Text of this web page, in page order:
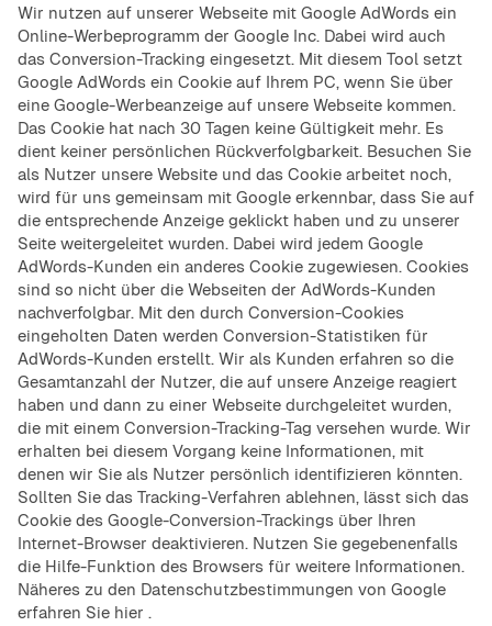
Wir nutzen auf unserer Webseite mit Google AdWords ein
Online-Werbeprogramm der Google Inc. Dabei wird auch
das Conversion-Tracking eingesetzt. Mit diesem Tool setzt
Google AdWords ein Cookie auf Ihrem PC, wenn Sie über
eine Google-Werbeanzeige auf unsere Webseite kommen.
Das Cookie hat nach 30 Tagen keine Gültigkeit mehr. Es
dient keiner persönlichen Rückverfolgbarkeit. Besuchen Sie
als Nutzer unsere Website und das Cookie arbeitet noch,
wird für uns gemeinsam mit Google erkennbar, dass Sie auf
die entsprechende Anzeige geklickt haben und zu unserer
Seite weitergeleitet wurden. Dabei wird jedem Google
AdWords-Kunden ein anderes Cookie zugewiesen. Cookies
sind so nicht über die Webseiten der AdWords-Kunden
nachverfolgbar. Mit den durch Conversion-Cookies
eingeholten Daten werden Conversion-Statistiken für
AdWords-Kunden erstellt. Wir als Kunden erfahren so die
Gesamtanzahl der Nutzer, die auf unsere Anzeige reagiert
haben und dann zu einer Webseite durchgeleitet wurden,
die mit einem Conversion-Tracking-Tag versehen wurde. Wir
erhalten bei diesem Vorgang keine Informationen, mit
denen wir Sie als Nutzer persönlich identifizieren könnten.
Sollten Sie das Tracking-Verfahren ablehnen, lässt sich das
Cookie des Google-Conversion-Trackings über Ihren
Internet-Browser deaktivieren. Nutzen Sie gegebenenfalls
die Hilfe-Funktion des Browsers für weitere Informationen.
Näheres zu den Datenschutzbestimmungen von Google
erfahren Sie hier .